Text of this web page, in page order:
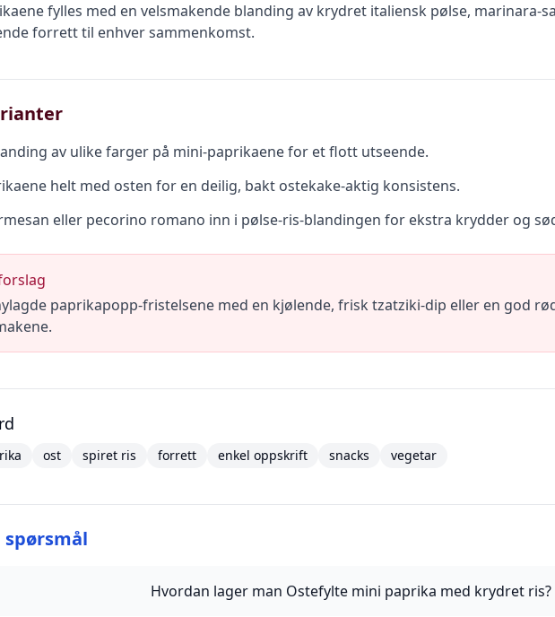
fylles med en velsmakende blanding av krydret italiensk pølse, marinara-
forrett til enhver sammenkomst.
av ulike farger på mini-paprikaene for et flott utseende.
helt med osten for en deilig, bakt ostekake-aktig konsistens.
eller pecorino romano inn i pølse-ris-blandingen for ekstra krydder og
paprikapopp-fristelsene med en kjølende, frisk tzatziki-dip eller en god
ost spiret ris forrett enkel oppskrift snacks vegetar
Hvordan lager man Ostefylte mini paprika med krydret ris?